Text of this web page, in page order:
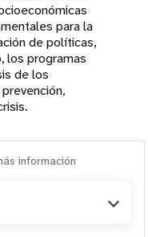
para la
de políticas,
los programas
de los
información